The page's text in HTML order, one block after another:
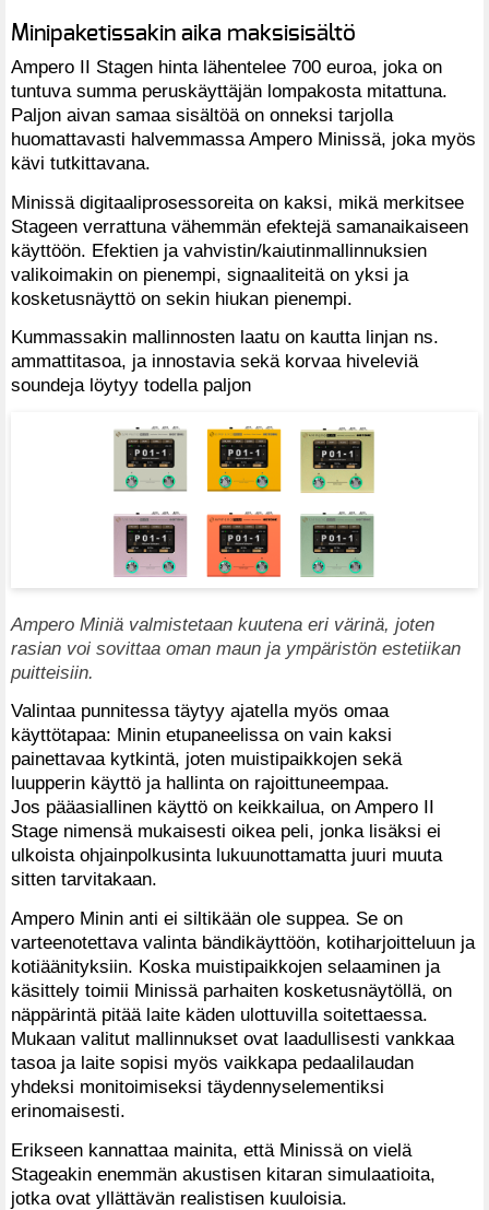
Minipaketissakin aika maksisisältö
Ampero II Stagen hinta lähentelee 700 euroa, joka on
tuntuva summa peruskäyttäjän lompakosta mitattuna.
Paljon aivan samaa sisältöä on onneksi tarjolla
huomattavasti halvemmassa Ampero Minissä, joka myös
kävi tutkittavana.
Minissä digitaaliprosessoreita on kaksi, mikä merkitsee
Stageen verrattuna vähemmän efektejä samanaikaiseen
käyttöön. Efektien ja vahvistin/kaiutinmallinnuksien
valikoimakin on pienempi, signaaliteitä on yksi ja
kosketusnäyttö on sekin hiukan pienempi.
Kummassakin mallinnosten laatu on kautta linjan ns.
ammattitasoa, ja innostavia sekä korvaa hiveleviä
soundeja löytyy todella paljon
Ampero Miniä valmistetaan kuutena eri värinä, joten
rasian voi sovittaa oman maun ja ympäristön estetiikan
puitteisiin.
Valintaa punnitessa täytyy ajatella myös omaa
käyttötapaa: Minin etupaneelissa on vain kaksi
painettavaa kytkintä, joten muistipaikkojen sekä
luupperin käyttö ja hallinta on rajoittuneempaa.
Jos pääasiallinen käyttö on keikkailua, on Ampero II
Stage nimensä mukaisesti oikea peli, jonka lisäksi ei
ulkoista ohjainpolkusinta lukuunottamatta juuri muuta
sitten tarvitakaan.
Ampero Minin anti ei siltikään ole suppea. Se on
varteenotettava valinta bändikäyttöön, kotiharjoitteluun ja
kotiäänityksiin. Koska muistipaikkojen selaaminen ja
käsittely toimii Minissä parhaiten kosketusnäytöllä, on
näppärintä pitää laite käden ulottuvilla soitettaessa.
Mukaan valitut mallinnukset ovat laadullisesti vankkaa
tasoa ja laite sopisi myös vaikkapa pedaalilaudan
yhdeksi monitoimiseksi täydennyselementiksi
erinomaisesti.
Erikseen kannattaa mainita, että Minissä on vielä
Stageakin enemmän akustisen kitaran simulaatioita,
jotka ovat yllättävän realistisen kuuloisia.